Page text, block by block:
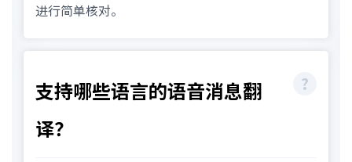
进行简单核对。
支持哪些语言的语音消息翻
译？